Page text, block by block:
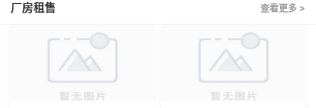
厂房租售 查看更多 >